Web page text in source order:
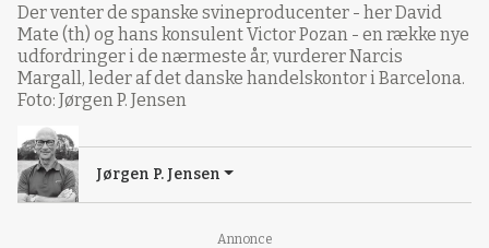
Annonce
Der venter de spanske svineproducenter - her David
Mate (th) og hans konsulent Victor Pozan - en række nye
udfordringer i de nærmeste år, vurderer Narcis
Margall, leder af det danske handelskontor i Barcelona.
Foto: Jørgen P. Jensen
Jørgen P. Jensen